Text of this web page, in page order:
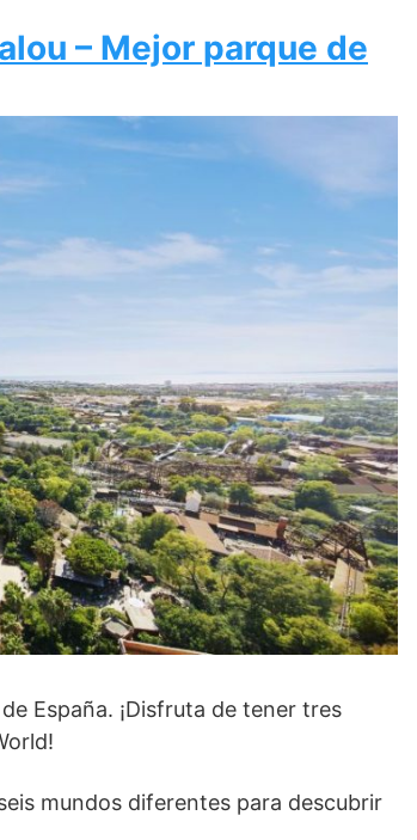
– Mejor parque de
España. ¡Disfruta de tener tres
mundos diferentes para descubrir